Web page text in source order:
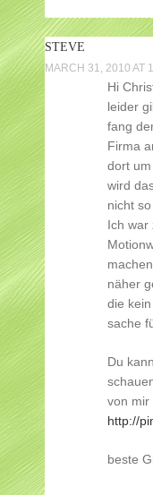
STEVE
MARCH 31, 2010 AT
Hi
leider
fang
Firma
dort
wird
nicht
Ich war
näher
die
sache
Du
von
http://
beste